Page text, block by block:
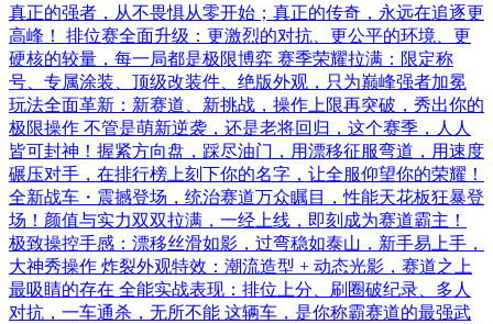
真正的强者，从不畏惧从零开始；真正的传奇，永远在追逐更
高峰！ 排位赛全面升级：更激烈的对抗、更公平的环境、更
硬核的较量，每一局都是极限博弈 赛季荣耀拉满：限定称
号、专属涂装、顶级改装件、绝版外观，只为巅峰强者加冕
玩法全面革新：新赛道、新挑战，操作上限再突破，秀出你的
极限操作 不管是萌新逆袭，还是老将回归，这个赛季，人人
皆可封神！握紧方向盘，踩尽油门，用漂移征服弯道，用速度
碾压对手，在排行榜上刻下你的名字，让全服仰望你的荣耀！
全新战车・震撼登场，统治赛道万众瞩目，性能天花板狂暴登
场！颜值与实力双双拉满，一经上线，即刻成为赛道霸主！
极致操控手感：漂移丝滑如影，过弯稳如泰山，新手易上手，
大神秀操作 炸裂外观特效：潮流造型 + 动态光影，赛道之上
最吸睛的存在 全能实战表现：排位上分、刷圈破纪录、多人
对抗，一车通杀，无所不能 这辆车，是你称霸赛道的最强武